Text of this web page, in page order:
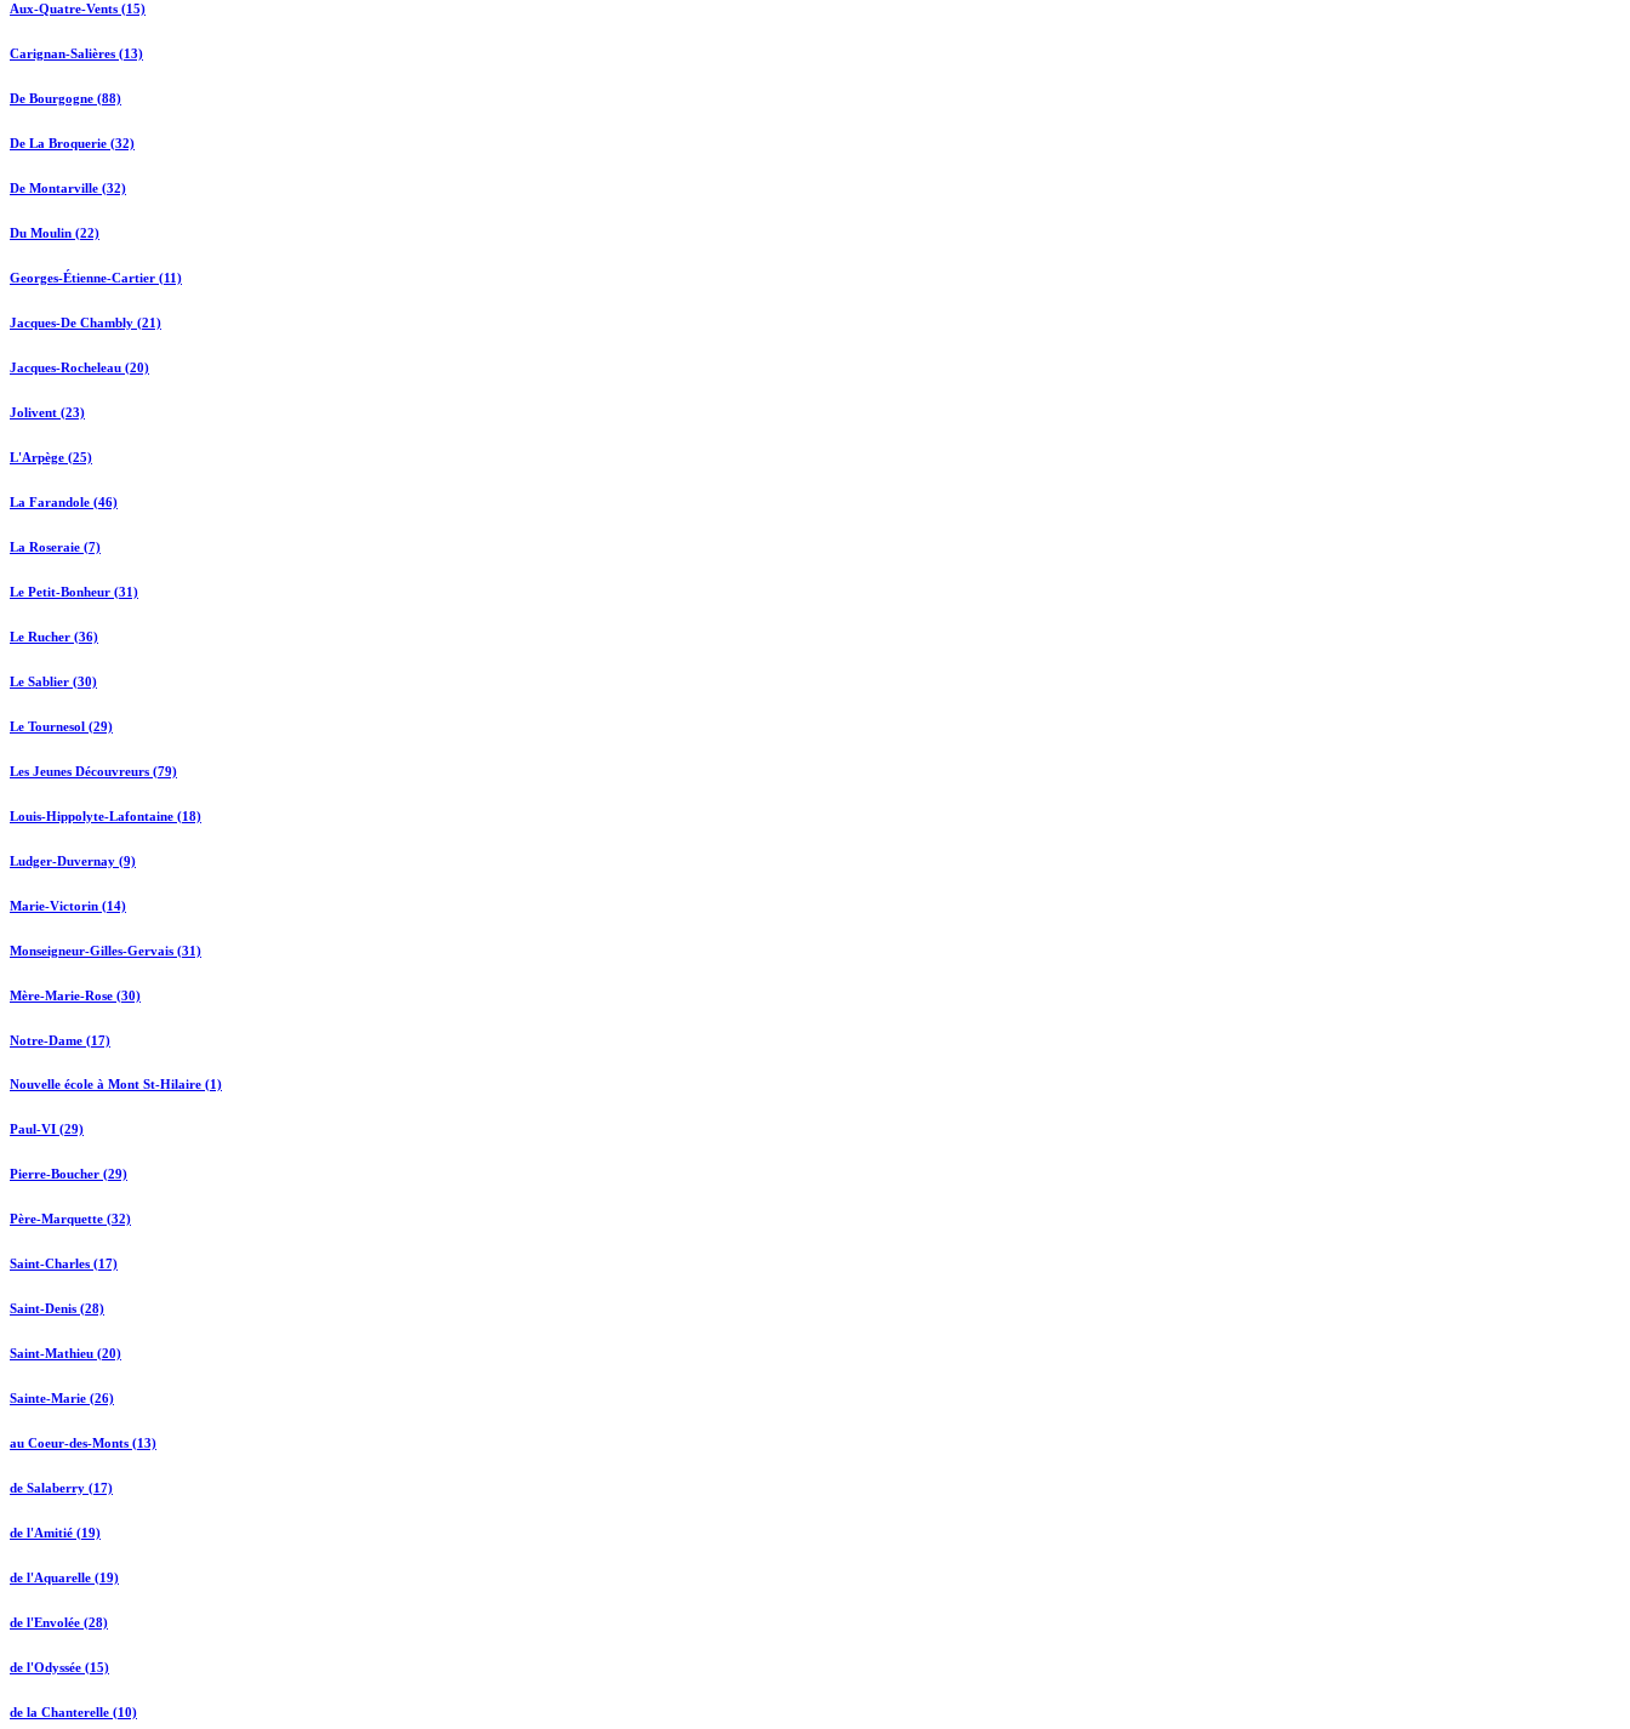
Aux-Quatre-Vents (15)
Carignan-Salières (13)
De Bourgogne (88)
De La Broquerie (32)
De Montarville (32)
Du Moulin (22)
Georges-Étienne-Cartier (11)
Jacques-De Chambly (21)
Jacques-Rocheleau (20)
Jolivent (23)
L'Arpège (25)
La Farandole (46)
La Roseraie (7)
Le Petit-Bonheur (31)
Le Rucher (36)
Le Sablier (30)
Le Tournesol (29)
Les Jeunes Découvreurs (79)
Louis-Hippolyte-Lafontaine (18)
Ludger-Duvernay (9)
Marie-Victorin (14)
Monseigneur-Gilles-Gervais (31)
Mère-Marie-Rose (30)
Notre-Dame (17)
Nouvelle école à Mont St-Hilaire (1)
Paul-VI (29)
Pierre-Boucher (29)
Père-Marquette (32)
Saint-Charles (17)
Saint-Denis (28)
Saint-Mathieu (20)
Sainte-Marie (26)
au Coeur-des-Monts (13)
de Salaberry (17)
de l'Amitié (19)
de l'Aquarelle (19)
de l'Envolée (28)
de l'Odyssée (15)
de la Chanterelle (10)